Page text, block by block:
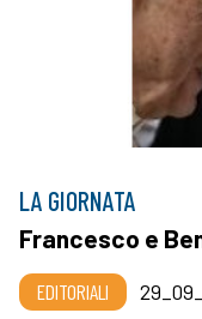
LA GIORNATA
Francesco e
EDITORIALI